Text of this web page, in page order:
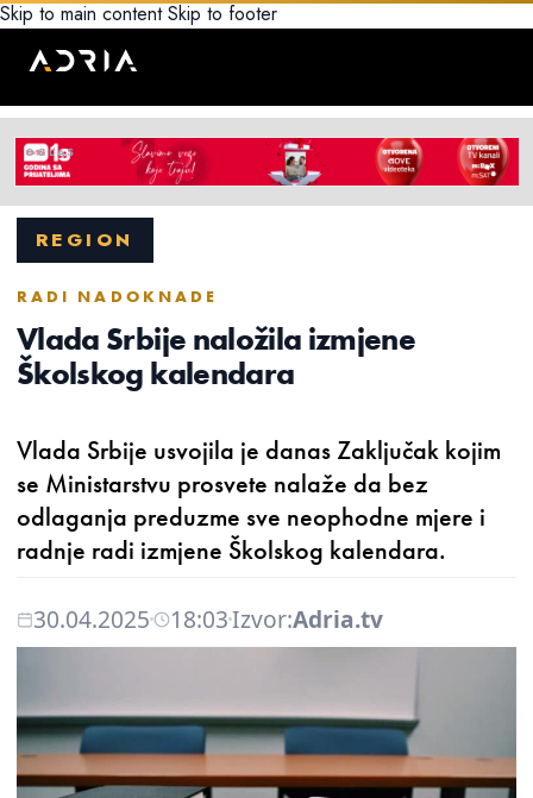
Skip to main content Skip to footer
REGION
RADI NADOKNADE
Vlada Srbije naložila izmjene
Školskog kalendara
Vlada Srbije usvojila je danas Zaključak kojim
se Ministarstvu prosvete nalaže da bez
odlaganja preduzme sve neophodne mjere i
radnje radi izmjene Školskog kalendara.
30.04.2025 18:03Izvor:Adria.tv